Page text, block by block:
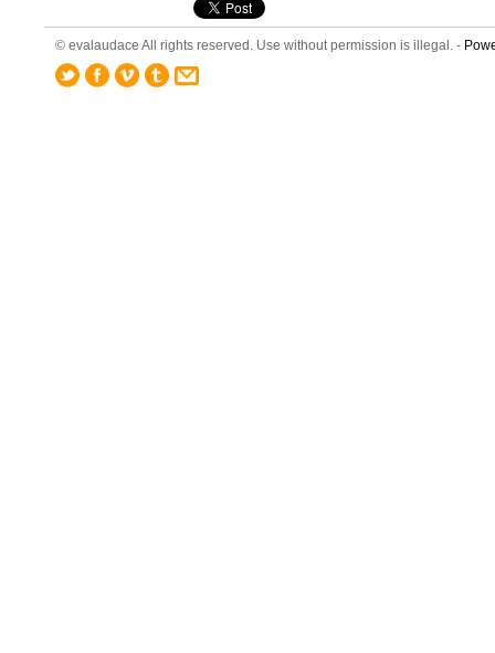
© evalaudace All rights reserved. Use without permission is illegal. -